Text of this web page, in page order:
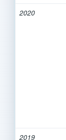
2020
2019